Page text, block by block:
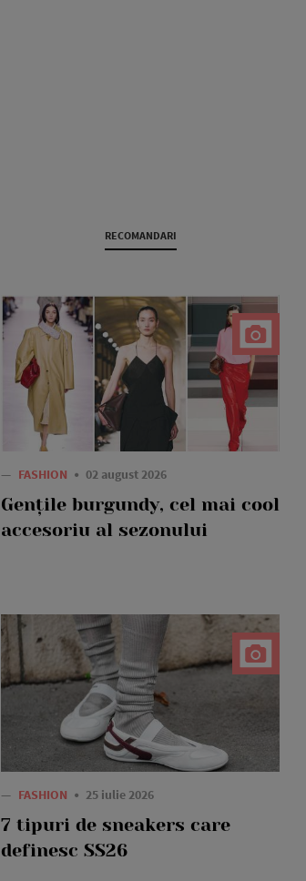
RECOMANDARI
— FASHION 02 august 2026
Gențile burgundy, cel mai cool
accesoriu al sezonului
— FASHION 25 iulie 2026
7 tipuri de sneakers care
definesc SS26